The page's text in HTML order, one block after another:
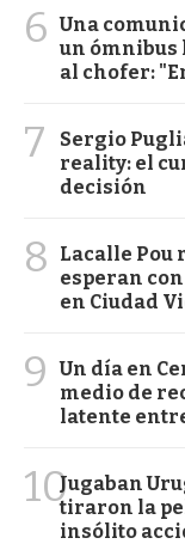
6 Una
un ómnibus
al chofer:
7
Sergio
reality: el
decisión
8
Lacalle Pou
esperan
en Ciudad
9
Un día en
medio de
latente
10Jugaban
tiraron la
insólito